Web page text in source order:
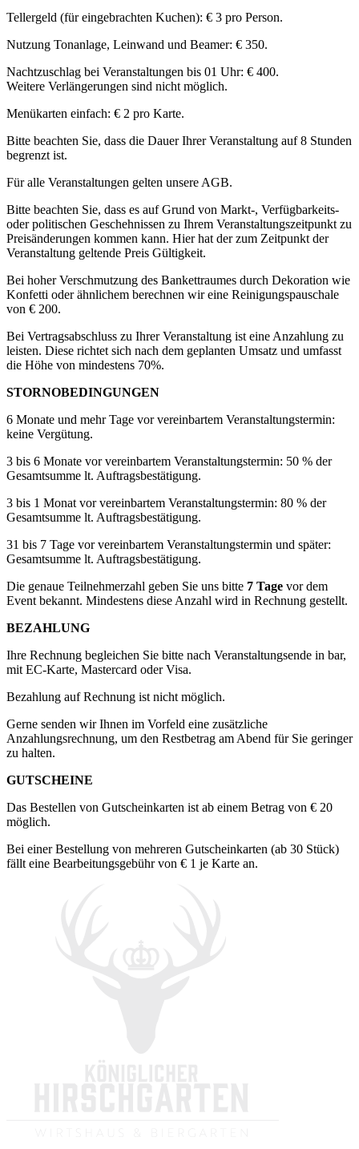
Tellergeld (für eingebrachten Kuchen): € 3 pro Person.
Nutzung Tonanlage, Leinwand und Beamer: € 350.
Nachtzuschlag bei Veranstaltungen bis 01 Uhr: € 400.
Weitere Verlängerungen sind nicht möglich.
Menükarten einfach: € 2 pro Karte.
Bitte beachten Sie, dass die Dauer Ihrer Veranstaltung auf 8 Stunden
begrenzt ist.
Für alle Veranstaltungen gelten unsere AGB.
Bitte beachten Sie, dass es auf Grund von Markt-, Verfügbarkeits-
oder politischen Geschehnissen zu Ihrem Veranstaltungszeitpunkt zu
Preisänderungen kommen kann. Hier hat der zum Zeitpunkt der
Veranstaltung geltende Preis Gültigkeit.
Bei hoher Verschmutzung des Bankettraumes durch Dekoration wie
Konfetti oder ähnlichem berechnen wir eine Reinigungspauschale
von € 200.
Bei Vertragsabschluss zu Ihrer Veranstaltung ist eine Anzahlung zu
leisten. Diese richtet sich nach dem geplanten Umsatz und umfasst
die Höhe von mindestens 70%.
STORNOBEDINGUNGEN
6 Monate und mehr Tage vor vereinbartem Veranstaltungstermin:
keine Vergütung.
3 bis 6 Monate vor vereinbartem Veranstaltungstermin: 50 % der
Gesamtsumme lt. Auftragsbestätigung.
3 bis 1 Monat vor vereinbartem Veranstaltungstermin: 80 % der
Gesamtsumme lt. Auftragsbestätigung.
31 bis 7 Tage vor vereinbartem Veranstaltungstermin und später:
Gesamtsumme lt. Auftragsbestätigung.
Die genaue Teilnehmerzahl geben Sie uns bitte 7 Tage vor dem
Event bekannt. Mindestens diese Anzahl wird in Rechnung gestellt.
BEZAHLUNG
Ihre Rechnung begleichen Sie bitte nach Veranstaltungsende in bar,
mit EC-Karte, Mastercard oder Visa.
Bezahlung auf Rechnung ist nicht möglich.
Gerne senden wir Ihnen im Vorfeld eine zusätzliche
Anzahlungsrechnung, um den Restbetrag am Abend für Sie geringer
zu halten.
GUTSCHEINE
Das Bestellen von Gutscheinkarten ist ab einem Betrag von € 20
möglich.
Bei einer Bestellung von mehreren Gutscheinkarten (ab 30 Stück)
fällt eine Bearbeitungsgebühr von € 1 je Karte an.